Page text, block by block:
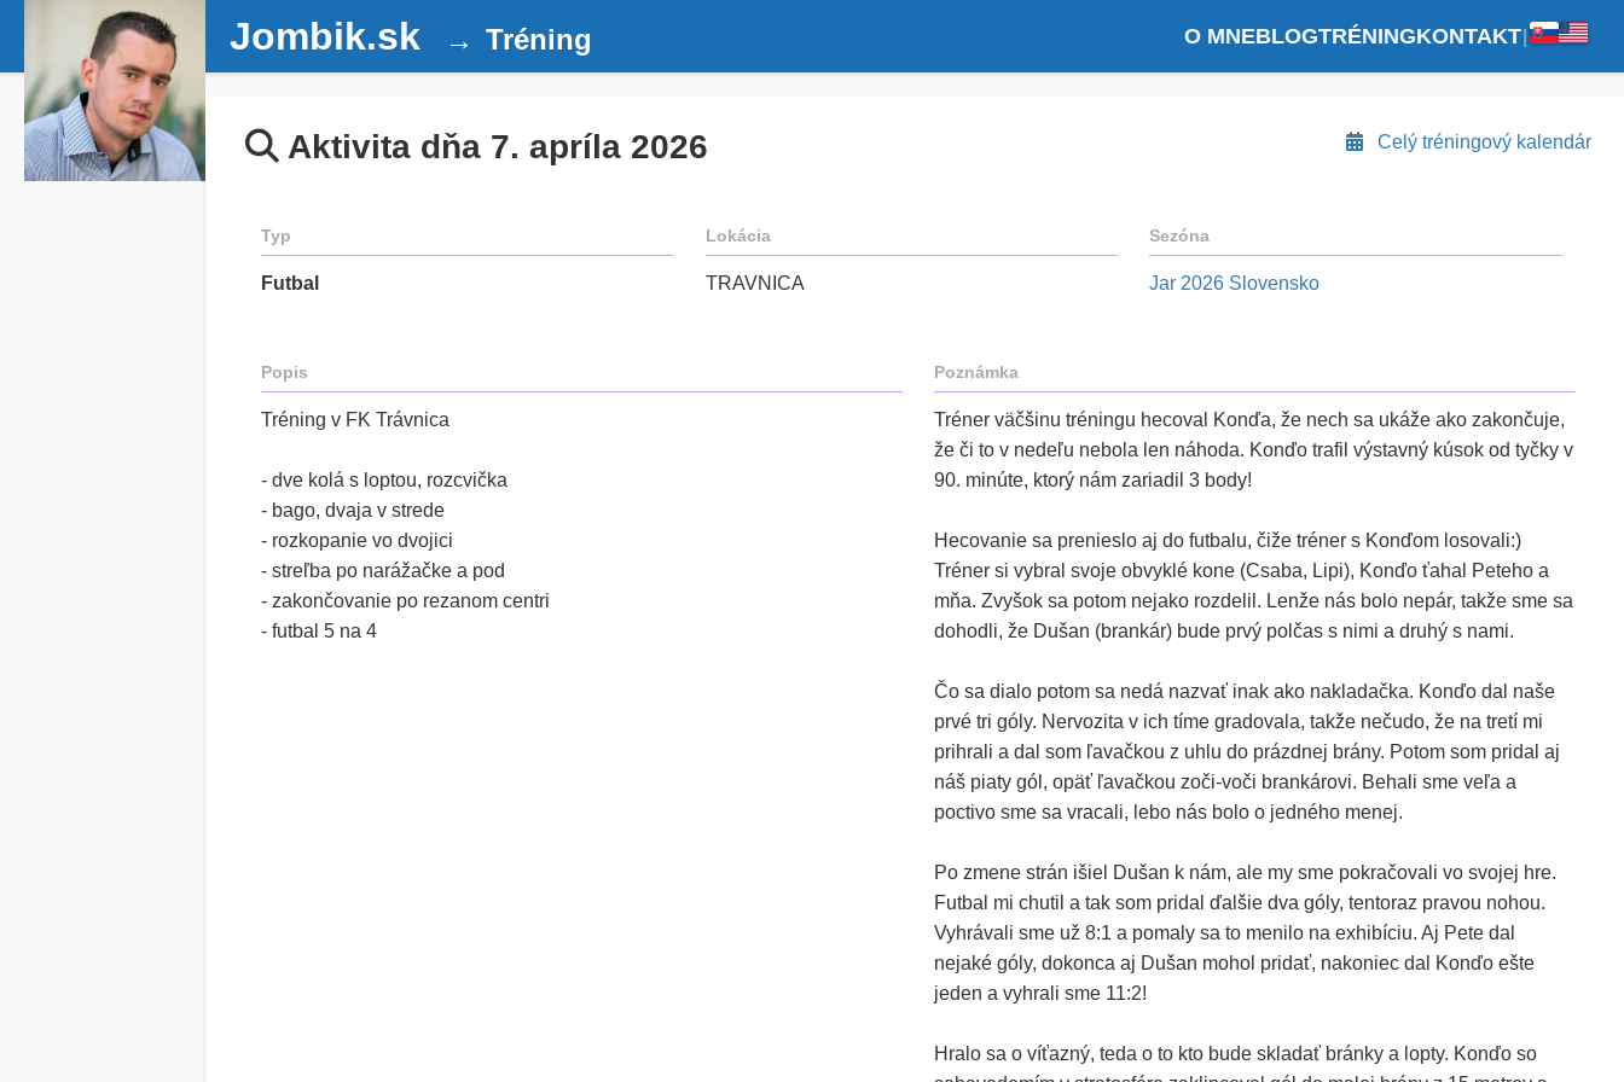
Jombik.sk Tréning O MNEBLOGTRÉNINGKONTAKT
Celý tréningový kalendár
Aktivita dňa 7. apríla 2026
Typ
Futbal
Lokácia
TRAVNICA
Sezóna
Jar 2026 Slovensko
Popis
Tréning v FK Trávnica
- dve kolá s loptou, rozcvička
- bago, dvaja v strede
- rozkopanie vo dvojici
- streľba po narážačke a pod
- zakončovanie po rezanom centri
- futbal 5 na 4
Poznámka
Tréner väčšinu tréningu hecoval Konďa, že nech sa ukáže ako zakončuje,
že či to v nedeľu nebola len náhoda. Konďo trafil výstavný kúsok od tyčky v
90. minúte, ktorý nám zariadil 3 body!
Hecovanie sa prenieslo aj do futbalu, čiže tréner s Konďom losovali:)
Tréner si vybral svoje obvyklé kone (Csaba, Lipi), Konďo ťahal Peteho a
mňa. Zvyšok sa potom nejako rozdelil. Lenže nás bolo nepár, takže sme sa
dohodli, že Dušan (brankár) bude prvý polčas s nimi a druhý s nami.
Čo sa dialo potom sa nedá nazvať inak ako nakladačka. Konďo dal naše
prvé tri góly. Nervozita v ich tíme gradovala, takže nečudo, že na tretí mi
prihrali a dal som ľavačkou z uhlu do prázdnej brány. Potom som pridal aj
náš piaty gól, opäť ľavačkou zoči-voči brankárovi. Behali sme veľa a
poctivo sme sa vracali, lebo nás bolo o jedného menej.
Po zmene strán išiel Dušan k nám, ale my sme pokračovali vo svojej hre.
Futbal mi chutil a tak som pridal ďalšie dva góly, tentoraz pravou nohou.
Vyhrávali sme už 8:1 a pomaly sa to menilo na exhibíciu. Aj Pete dal
nejaké góly, dokonca aj Dušan mohol pridať, nakoniec dal Konďo ešte
jeden a vyhrali sme 11:2!
Hralo sa o víťazný, teda o to kto bude skladať bránky a lopty. Konďo so